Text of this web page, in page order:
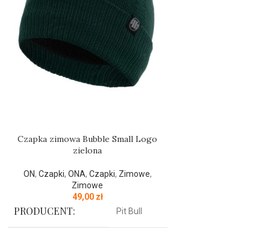
Czapka zimowa Bubble Small Logo
zielona
ON, Czapki, ONA, Czapki, Zimowe,
Zimowe
49,00 zł
PRODUCENT: Pit Bull